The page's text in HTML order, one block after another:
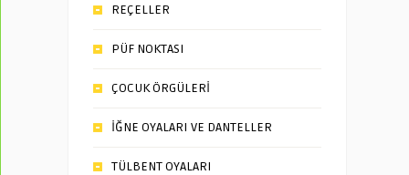
REÇELLER
PÜF NOKTASI
ÇOCUK ÖRGÜLERİ
İĞNE OYALARI VE DANTELLER
TÜLBENT OYALARI